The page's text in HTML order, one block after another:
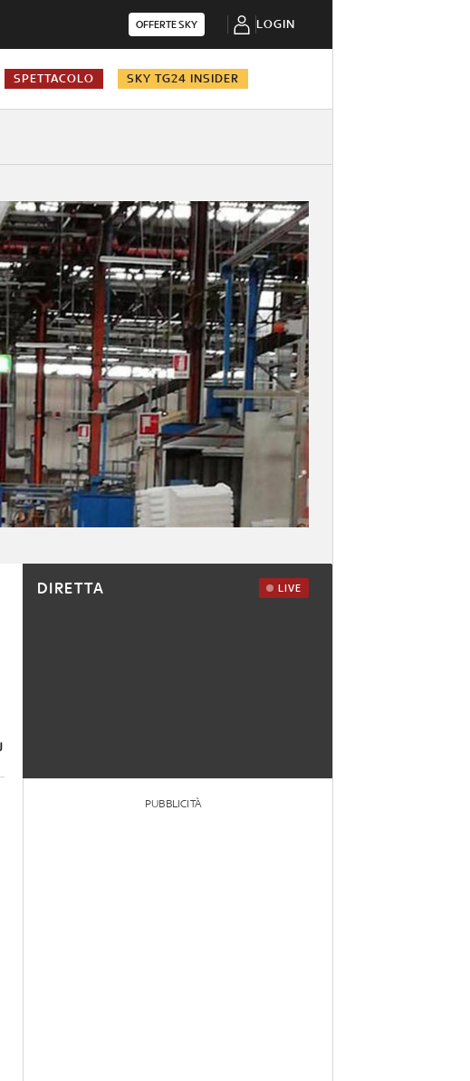
OFFERTE SKY LOGIN
SPETTACOLO SKY TG24 INSIDER
DIRETTA LIVE
PUBBLICITÀ